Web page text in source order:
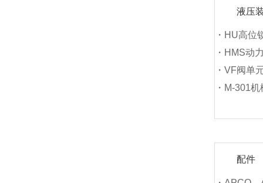
液压
・HU高位
・HMS动
・VF阀单
・M-301机
配件